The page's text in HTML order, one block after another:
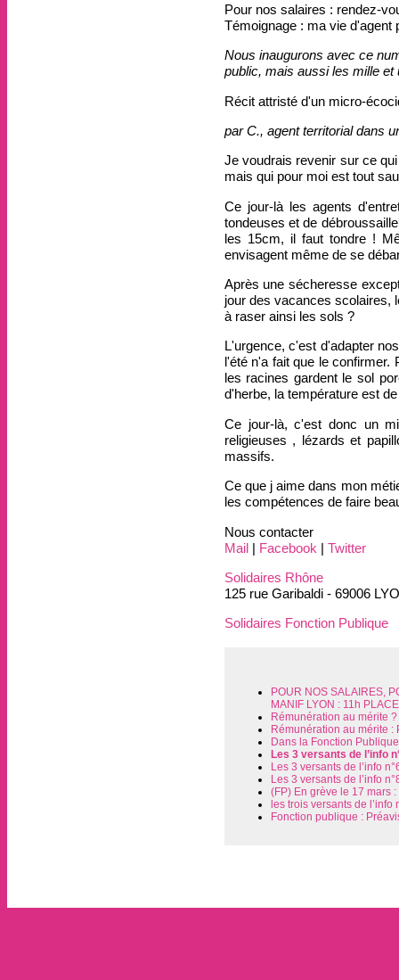
Pour nos salaires : rendez-
Témoignage : ma vie d'agent
Nous inaugurons avec ce
public, mais aussi les mille
Récit attristé d'un micro-
par C., agent territorial dans
Je voudrais revenir sur ce
mais qui pour moi est tout
Ce jour-là les agents
tondeuses et de
les 15cm, il faut tondre !
envisagent même de se
Après une sécheresse
jour des vacances scolaires,
à raser ainsi les sols ?
L'urgence, c'est d'adapter
l'été n'a fait que le
les racines gardent le sol
d'herbe, la température est
Ce jour-là, c'est donc un
religieuses , lézards et
massifs.
Ce que j aime dans mon
les compétences de faire
Nous contacter
Mail| Facebook | Twitter
Solidaires Rhône
125 rue Garibaldi - 69006
Solidaires Fonction Publique
POUR NOS SALAIRES,
MANIF LYON : 11h
Rémunération au mérite
Rémunération au mérite :
Dans la Fonction
Les 3 versants de l’info
Les 3 versants de l’info
Les 3 versants de l’info
(FP) En grève le 17 mars
les trois versants de l’info
Fonction publique :